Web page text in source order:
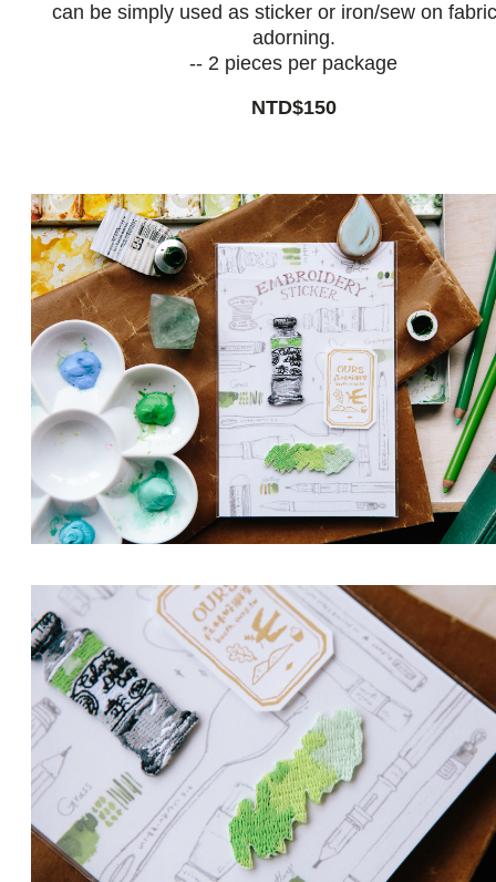
can be simply used as sticker or iron/sew on
adorning.
-- 2 pieces per package
NTD$150